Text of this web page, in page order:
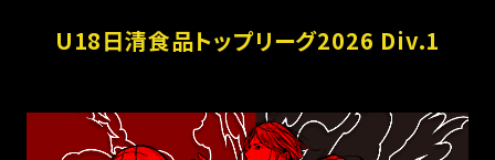
U18日清食品トップリーグ2026 Div.1